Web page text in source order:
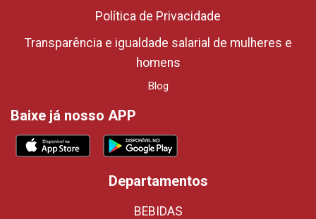
Política de Privacidade
Transparência e igualdade salarial de mulheres e
homens
Blog
Baixe já nosso APP
Departamentos
BEBIDAS